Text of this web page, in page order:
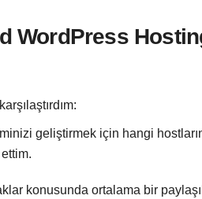
WordPress
geliştirmek için hangi
konusunda ortalama bir